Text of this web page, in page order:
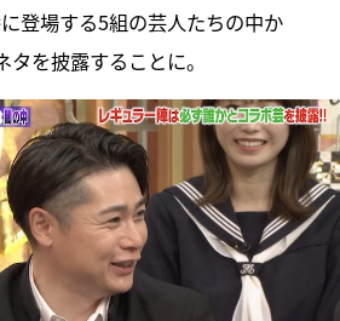
登場する5組の芸人たちの中か
を披露することに。